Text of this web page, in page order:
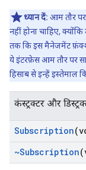
ध्यान दें: आम तौर
नहीं होना चाहिए, क्योंकि
तक कि इस मैनेजमेंट
ये इंटरफ़ेस आम तौर पर
हिसाब से इन्हें इस्तेमाल
कंस्ट्रक्टर और
Subscription
~Subscription